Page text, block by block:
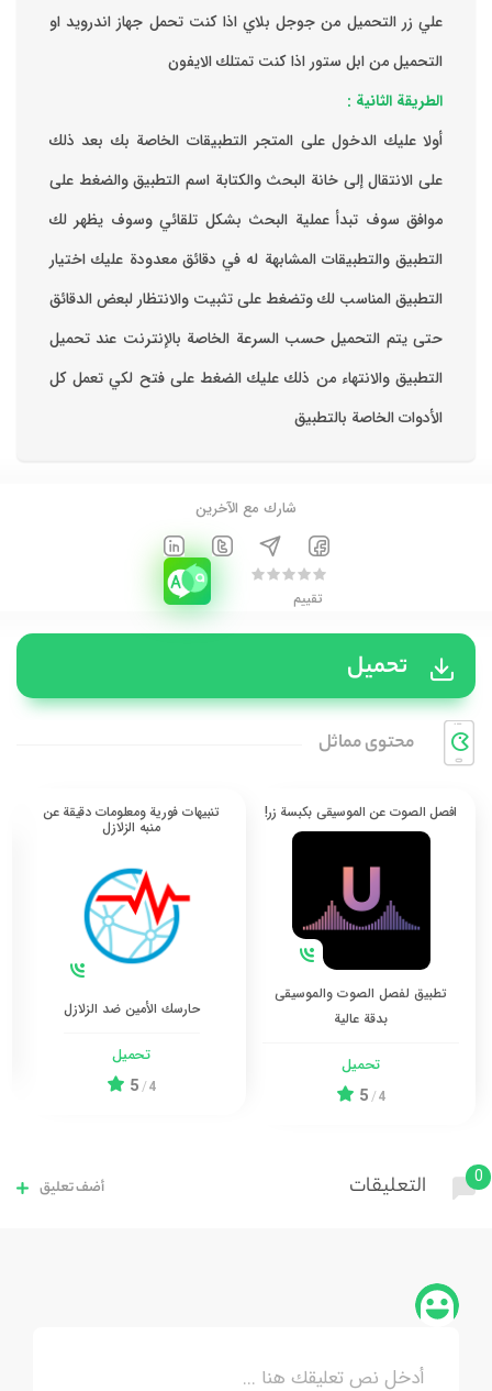
علي زر التحميل من جوجل بلاي اذا كنت تحمل جهاز اندرويد او
التحميل من ابل ستور اذا كنت تمتلك الايفون
الطريقة الثانية :
‏أولا عليك الدخول على المتجر التطبيقات الخاصة بك ‏بعد ذلك
على الانتقال إلى خانة البحث والكتابة اسم التطبيق والضغط على
موافق ‏سوف تبدأ عملية البحث بشكل تلقائي وسوف يظهر لك
التطبيق والتطبيقات المشابهة له في دقائق معدودة ‏عليك اختيار
التطبيق المناسب لك وتضغط على تثبيت والانتظار لبعض الدقائق
حتى يتم التحميل حسب السرعة الخاصة بالإنترنت ‏عند تحميل
التطبيق والانتهاء من ذلك عليك الضغط على فتح لكي تعمل كل
الأدوات الخاصة بالتطبيق
شارك مع الآخرين
تقييم
تحميل
محتوی مماثل
افصل الصوت عن الموسيقى بكبسة زر!
تطبيق لفصل الصوت والموسيقى
بدقة عالية
تحميل
4
/
5
تنبيهات فورية ومعلومات دقيقة عن
منبه الزلازل
حارسك الأمين ضد الزلازل
تحميل
4
/
5
0 التعليقات أضف تعليق